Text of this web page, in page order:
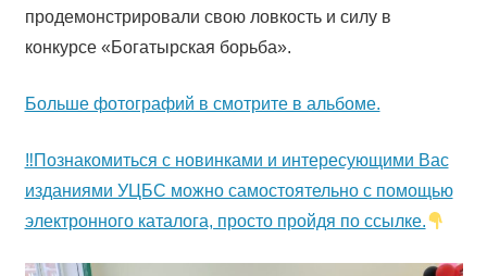
продемонстрировали свою ловкость и силу в
конкурсе «Богатырская борьба».
Больше фотографий в смотрите в альбоме.
‼Познакомиться с новинками и интересующими Вас
изданиями УЦБС можно самостоятельно с помощью
электронного каталога, просто пройдя по ссылке.